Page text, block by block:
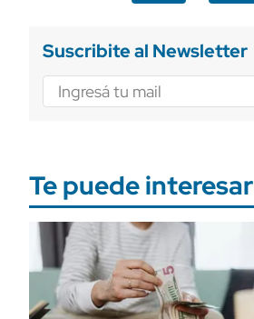
Suscribite al Newsletter
Te puede interesar